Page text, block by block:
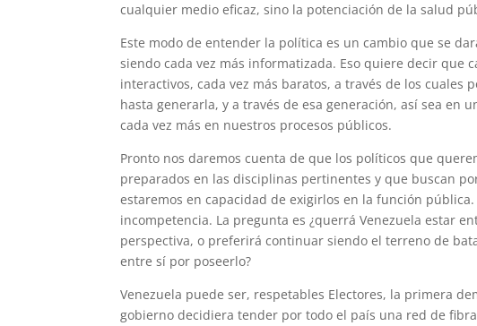
cualquier medio eficaz, sino la potenciación de la salud
Este modo de entender la política es un cambio que se
siendo cada vez más informatizada. Eso quiere decir que
interactivos, cada vez más baratos, a través de los
hasta generarla, y a través de esa generación, así sea
cada vez más en nuestros procesos públicos.
Pronto nos daremos cuenta de que los políticos que
preparados en las disciplinas pertinentes y que buscan
estaremos en capacidad de exigirlos en la función
incompetencia. La pregunta es ¿querrá Venezuela estar
perspectiva, o preferirá continuar siendo el terreno de
entre sí por poseerlo?
Venezuela puede ser, respetables Electores, la primera
gobierno decidiera tender por todo el país una red de